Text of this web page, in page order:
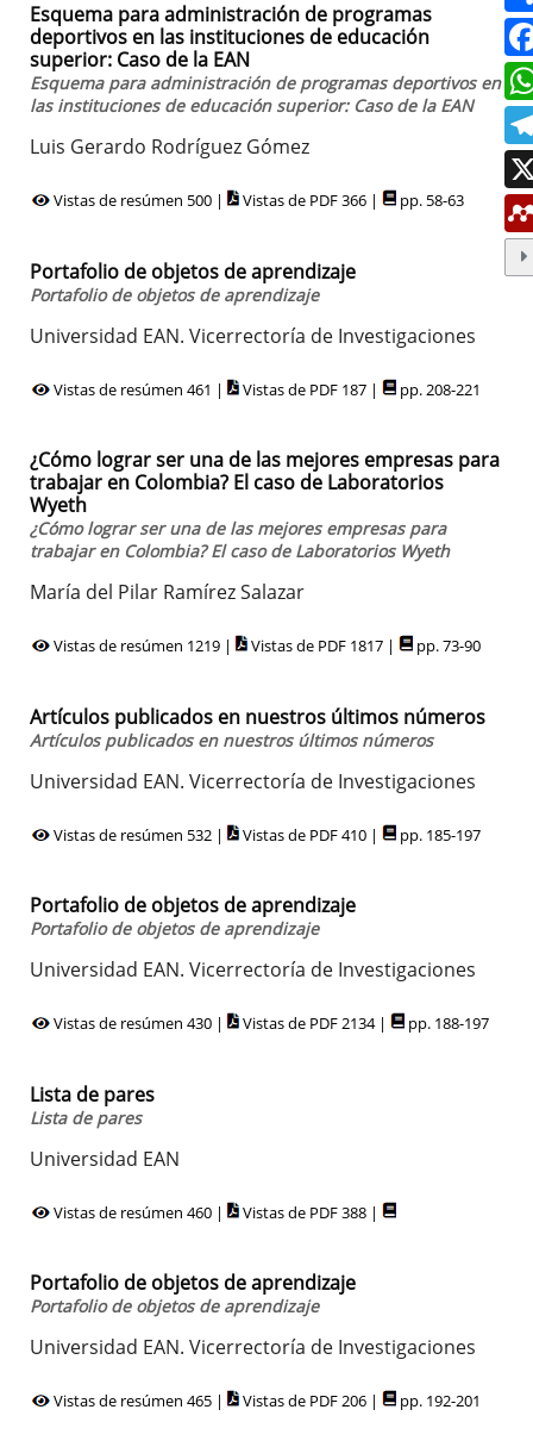
Esquema para administración de programas
deportivos en las instituciones de educación
superior: Caso de la EAN
Esquema para administración de programas deportivos en
las instituciones de educación superior: Caso de la EAN
Luis Gerardo Rodríguez Gómez
Vistas de resúmen 500 | Vistas de PDF 366 | pp. 58-63
Portafolio de objetos de aprendizaje
Portafolio de objetos de aprendizaje
Universidad EAN. Vicerrectoría de Investigaciones
Vistas de resúmen 461 | Vistas de PDF 187 | pp. 208-221
¿Cómo lograr ser una de las mejores empresas para
trabajar en Colombia? El caso de Laboratorios
Wyeth
¿Cómo lograr ser una de las mejores empresas para
trabajar en Colombia? El caso de Laboratorios Wyeth
María del Pilar Ramírez Salazar
Vistas de resúmen 1219 | Vistas de PDF 1817 | pp. 73-90
Artículos publicados en nuestros últimos números
Artículos publicados en nuestros últimos números
Universidad EAN. Vicerrectoría de Investigaciones
Vistas de resúmen 532 | Vistas de PDF 410 | pp. 185-197
Portafolio de objetos de aprendizaje
Portafolio de objetos de aprendizaje
Universidad EAN. Vicerrectoría de Investigaciones
Vistas de resúmen 430 | Vistas de PDF 2134 | pp. 188-197
Lista de pares
Lista de pares
Universidad EAN
Vistas de resúmen 460 | Vistas de PDF 388 |
Portafolio de objetos de aprendizaje
Portafolio de objetos de aprendizaje
Universidad EAN. Vicerrectoría de Investigaciones
Vistas de resúmen 465 | Vistas de PDF 206 | pp. 192-201